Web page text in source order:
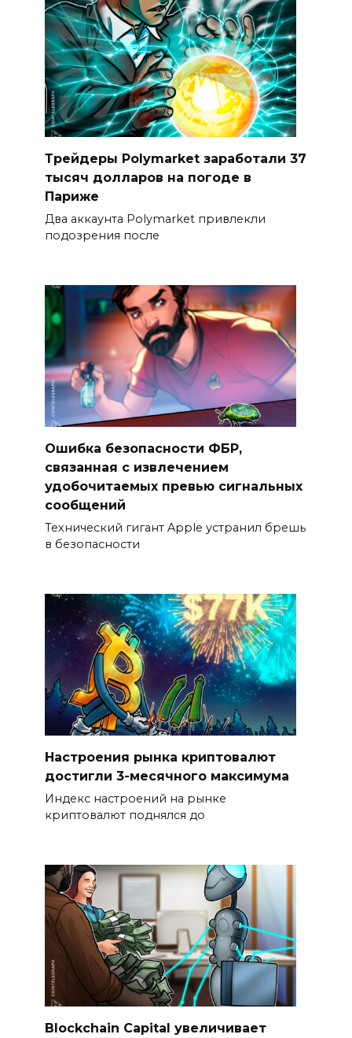
Трейдеры Polymarket заработали 37
тысяч долларов на погоде в
Париже
Два аккаунта Polymarket привлекли
подозрения после
Ошибка безопасности ФБР,
связанная с извлечением
удобочитаемых превью сигнальных
сообщений
Технический гигант Apple устранил брешь
в безопасности
Настроения рынка криптовалют
достигли 3-месячного максимума
Индекс настроений на рынке
криптовалют поднялся до
Blockchain Capital увеличивает